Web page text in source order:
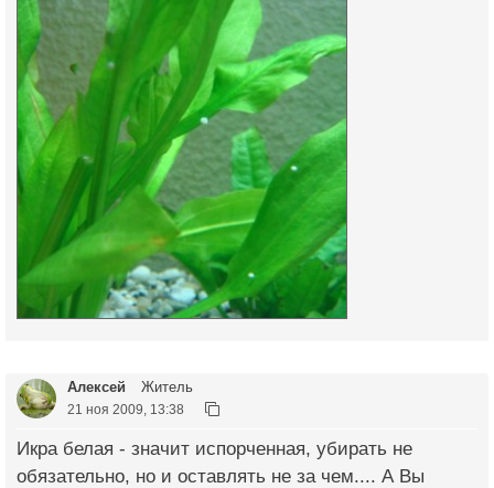
Алексей Житель
21 ноя 2009, 13:38
Икра белая - значит испорченная, убирать не
обязательно, но и оставлять не за чем.... А Вы